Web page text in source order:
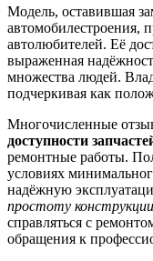
Модель, оставившая
автомобилестроения,
автолюбителей. Её
выраженная
множества людей.
подчеркивая как
Многочисленные
доступности
ремонтные работы.
условиях
надёжную
простоту конструкции
справляться с
обращения к